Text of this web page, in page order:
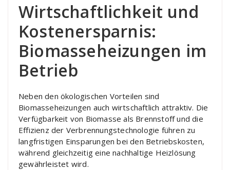
Wirtschaftlichkeit und
Kostenersparnis:
Biomasseheizungen im
Betrieb
Neben den ökologischen Vorteilen sind
Biomasseheizungen auch wirtschaftlich attraktiv. Die
Verfügbarkeit von Biomasse als Brennstoff und die
Effizienz der Verbrennungstechnologie führen zu
langfristigen Einsparungen bei den Betriebskosten,
während gleichzeitig eine nachhaltige Heizlösung
gewährleistet wird.